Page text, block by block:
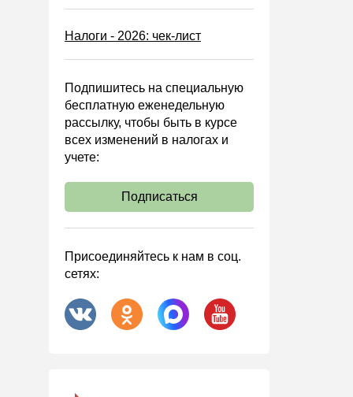
деятельности (АХД)
Охрана труда и аттестация
Охрана труда
Валютные операции
Налоговая система РФ
Налоговое планирование
Договоры
АО
Налоги - 2026: чек-лист
Подпишитесь на специальную
бесплатную еженедельную
рассылку, чтобы быть в курсе
всех изменений в налогах и
учете:
Подписаться
Присоединяйтесь к нам в соц.
сетях: